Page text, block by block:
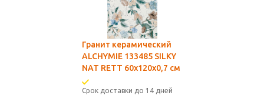
Гранит керамический
ALCHYMIE 133485 SILKY
NAT RETT 60x120x0,7 см
Срок доставки до 14 дней